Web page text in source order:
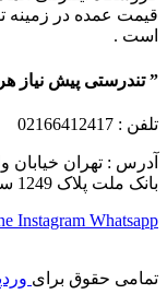
قیمت عمده در زمینه
است .
” تندرستی پیش نیاز
تلفن : 02166412417
آدرس : تهران خیابان
بانک ملت پلاک 1249 ساختمان کشمیر طبقه سوم واحد 2
Instagram Whatsapp
تمامی حقوق برای